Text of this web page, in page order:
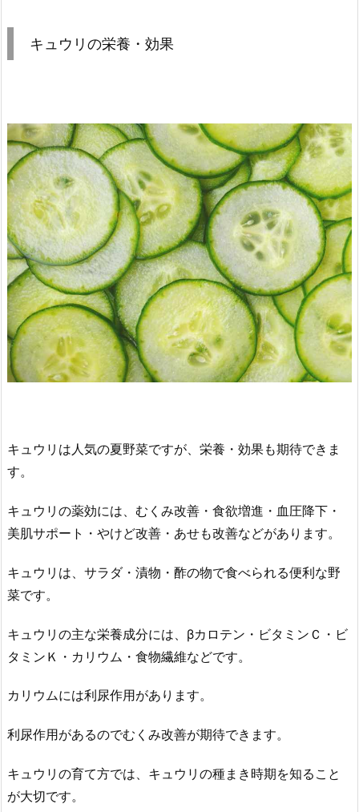
キュウリの栄養・効果
キュウリは人気の夏野菜ですが、栄養・効果も期待できま
す。
キュウリの薬効には、むくみ改善・食欲増進・血圧降下・
美肌サポート・やけど改善・あせも改善などがあります。
キュウリは、サラダ・漬物・酢の物で食べられる便利な野
菜です。
キュウリの主な栄養成分には、βカロテン・ビタミンＣ・ビ
タミンＫ・カリウム・食物繊維などです。
カリウムには利尿作用があります。
利尿作用があるのでむくみ改善が期待できます。
キュウリの育て方では、キュウリの種まき時期を知ること
が大切です。